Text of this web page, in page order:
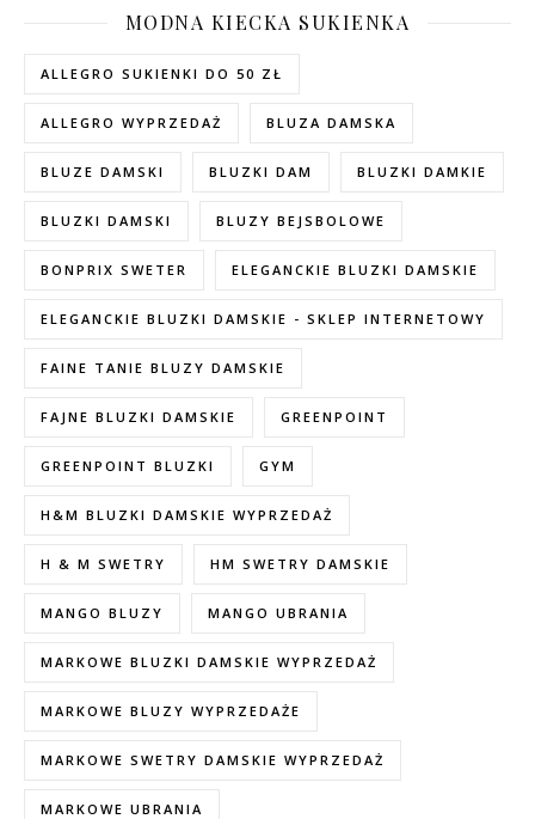
MODNA KIECKA SUKIENKA
ALLEGRO SUKIENKI DO 50 ZŁ
ALLEGRO WYPRZEDAŻ BLUZA DAMSKA
BLUZE DAMSKI BLUZKI DAM BLUZKI DAMKIE
BLUZKI DAMSKI BLUZY BEJSBOLOWE
BONPRIX SWETER ELEGANCKIE BLUZKI DAMSKIE
ELEGANCKIE BLUZKI DAMSKIE - SKLEP INTERNETOWY
FAINE TANIE BLUZY DAMSKIE
FAJNE BLUZKI DAMSKIE GREENPOINT
GREENPOINT BLUZKI GYM
H&M BLUZKI DAMSKIE WYPRZEDAŻ
H & M SWETRY HM SWETRY DAMSKIE
MANGO BLUZY MANGO UBRANIA
MARKOWE BLUZKI DAMSKIE WYPRZEDAŻ
MARKOWE BLUZY WYPRZEDAŻE
MARKOWE SWETRY DAMSKIE WYPRZEDAŻ
MARKOWE UBRANIA